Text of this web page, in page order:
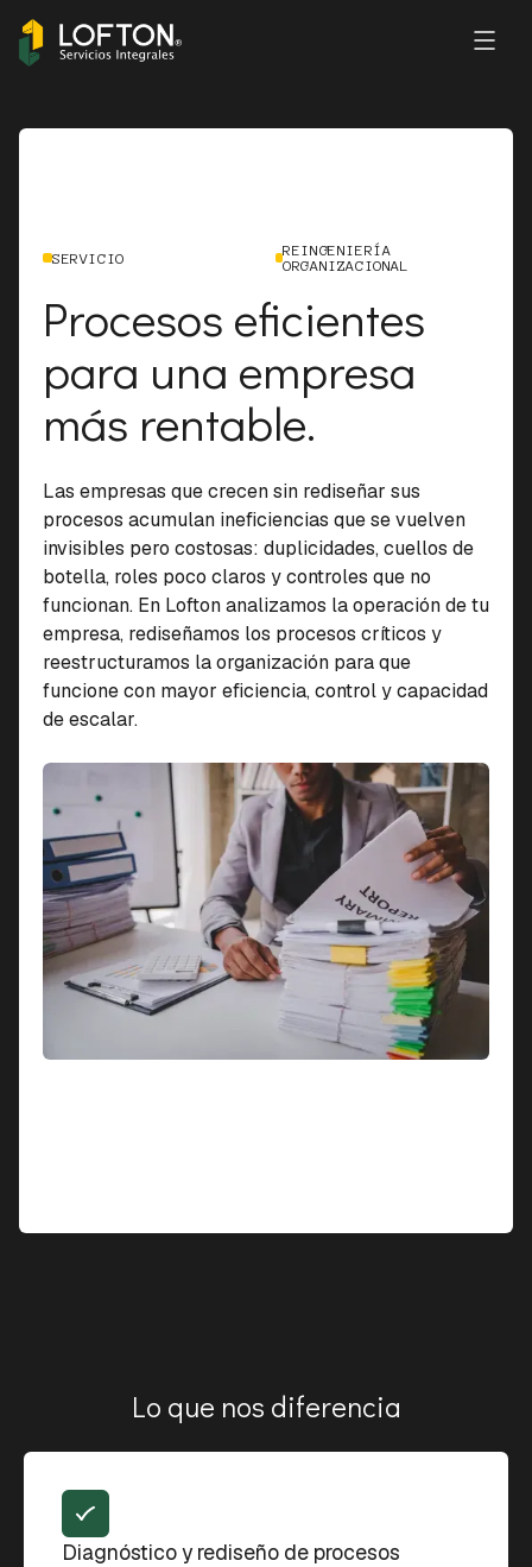
SERVICIO
REINGENIERÍA
ORGANIZACIONAL
Procesos eficientes
para una empresa
más rentable.
Las empresas que crecen sin rediseñar sus
procesos acumulan ineficiencias que se vuelven
invisibles pero costosas: duplicidades, cuellos de
botella, roles poco claros y controles que no
funcionan. En Lofton analizamos la operación de tu
empresa, rediseñamos los procesos críticos y
reestructuramos la organización para que
funcione con mayor eficiencia, control y capacidad
de escalar.
Lo que nos diferencia
Diagnóstico y rediseño de procesos